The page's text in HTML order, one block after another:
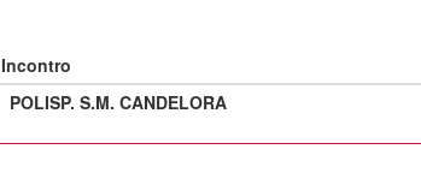
Incontro
POLISP. S.M. CANDELORA